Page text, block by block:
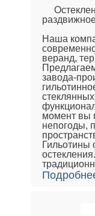
Наша
веранд,
завода-
момент вы
непогоды,
Гильотины